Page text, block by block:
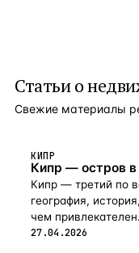
Статьи о
Свежие материалы
КИПР
Кипр — остров
Кипр — третий по
география,
чем привлекателен.
27.04.2026